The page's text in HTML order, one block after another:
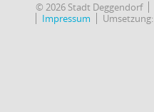
© 2026 Stadt Deggendorf
Impressum
Umsetzung: